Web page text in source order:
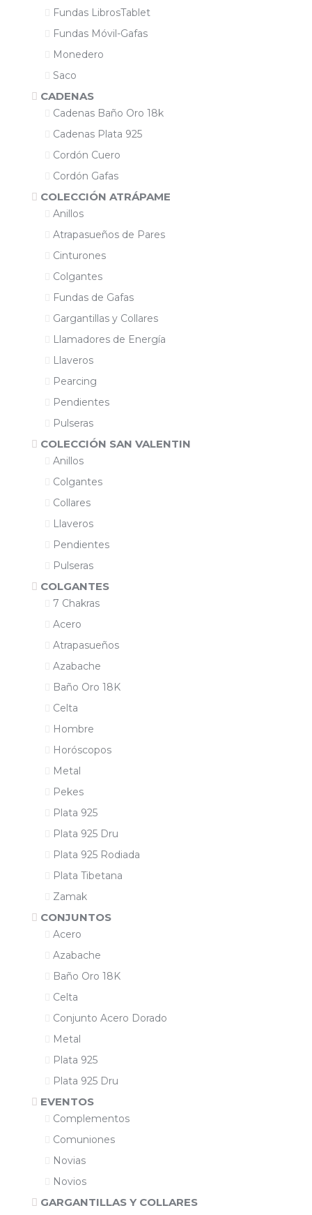
Fundas LibrosTablet
Fundas Móvil-Gafas
Monedero
Saco
CADENAS
Cadenas Baño Oro 18k
Cadenas Plata 925
Cordón Cuero
Cordón Gafas
COLECCIÓN ATRÁPAME
Anillos
Atrapasueños de Pares
Cinturones
Colgantes
Fundas de Gafas
Gargantillas y Collares
Llamadores de Energía
Llaveros
Pearcing
Pendientes
Pulseras
COLECCIÓN SAN VALENTIN
Anillos
Colgantes
Collares
Llaveros
Pendientes
Pulseras
COLGANTES
7 Chakras
Acero
Atrapasueños
Azabache
Baño Oro 18K
Celta
Hombre
Horóscopos
Metal
Pekes
Plata 925
Plata 925 Dru
Plata 925 Rodiada
Plata Tibetana
Zamak
CONJUNTOS
Acero
Azabache
Baño Oro 18K
Celta
Conjunto Acero Dorado
Metal
Plata 925
Plata 925 Dru
EVENTOS
Complementos
Comuniones
Novias
Novios
GARGANTILLAS Y COLLARES